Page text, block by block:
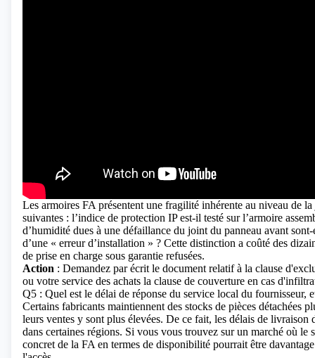
Les armoires FA présentent une fragilité inhérente au niveau de
suivantes : l’indice de protection IP est-il testé sur l’armoire
d’humidité dues à une défaillance du joint du panneau avant
d’une « erreur d’installation » ? Cette distinction a coûté des
de prise en charge sous garantie refusées.
Action : Demandez par écrit le document relatif à la clause
ou votre service des achats la clause de couverture en cas
Q5 : Quel est le délai de réponse du service local du
Certains fabricants maintiennent des stocks de pièces détachées
leurs ventes y sont plus élevées. De ce fait, les délais de
dans certaines régions. Si vous vous trouvez sur un marché où
concret de la FA en termes de disponibilité pourrait être